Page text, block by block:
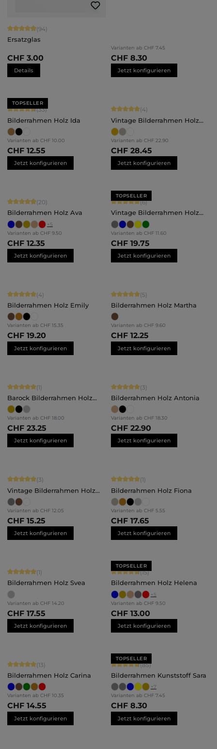
Durchschnittliche Bewertung von 4.94 von 5 Sternen
(94)
Ersatzglas
CHF 3.00
Details
Varianten ab CHF 7.45
CHF 8.30
Jetzt konfigurieren
TOPSELLER
Durchschnittliche Bewertung von 4.79 von 5 Sternen
(33)
Bilderrahmen Holz Ida
Varianten ab CHF 10.00
CHF 12.55
Jetzt konfigurieren
Durchschnittliche Bewertung von 5
(4)
Vintage Bilderrahmen Holz
Lysann
Varianten ab CHF 22.90
CHF 28.45
Jetzt konfigurieren
Durchschnittliche Bewertung von 4.9 von 5 Sternen
(20)
Bilderrahmen Holz Ava
+5
Varianten ab CHF 9.50
CHF 12.35
Jetzt konfigurieren
TOPSELLER
Durchschnittliche Bewertung von 5
(6)
Vintage Bilderrahmen Holz
Alma
Varianten ab CHF 11.60
CHF 19.75
Jetzt konfigurieren
Durchschnittliche Bewertung von 5 von 5 Sternen
(4)
Bilderrahmen Holz Emily
Varianten ab CHF 15.35
CHF 19.20
Jetzt konfigurieren
Durchschnittliche Bewertung von 5
(5)
Bilderrahmen Holz Martha
Varianten ab CHF 9.60
CHF 12.25
Jetzt konfigurieren
Durchschnittliche Bewertung von 5 von 5 Sternen
(1)
Barock Bilderrahmen Holz
Stella
Varianten ab CHF 18.00
CHF 23.25
Jetzt konfigurieren
Durchschnittliche Bewertung von 5
(3)
Bilderrahmen Holz Antonia
Varianten ab CHF 18.30
CHF 22.90
Jetzt konfigurieren
Durchschnittliche Bewertung von 5 von 5 Sternen
(3)
Vintage Bilderrahmen Holz
Luise
Varianten ab CHF 12.05
CHF 15.25
Jetzt konfigurieren
Durchschnittliche Bewertung von 5
(1)
Bilderrahmen Holz Fiona
Varianten ab CHF 5.55
CHF 17.65
Jetzt konfigurieren
Durchschnittliche Bewertung von 5 von 5 Sternen
(1)
Bilderrahmen Holz Svea
Varianten ab CHF 14.20
CHF 17.55
Jetzt konfigurieren
TOPSELLER
Durchschnittliche Bewertung von
(15)
Bilderrahmen Holz Helena
+5
Varianten ab CHF 9.50
CHF 13.00
Jetzt konfigurieren
Durchschnittliche Bewertung von 5 von 5 Sternen
(13)
Bilderrahmen Holz Carina
Varianten ab CHF 10.35
CHF 14.55
Jetzt konfigurieren
TOPSELLER
Durchschnittliche Bewertung von
(85)
Bilderrahmen Kunststoff Sara
+7
Varianten ab CHF 7.45
CHF 8.30
Jetzt konfigurieren